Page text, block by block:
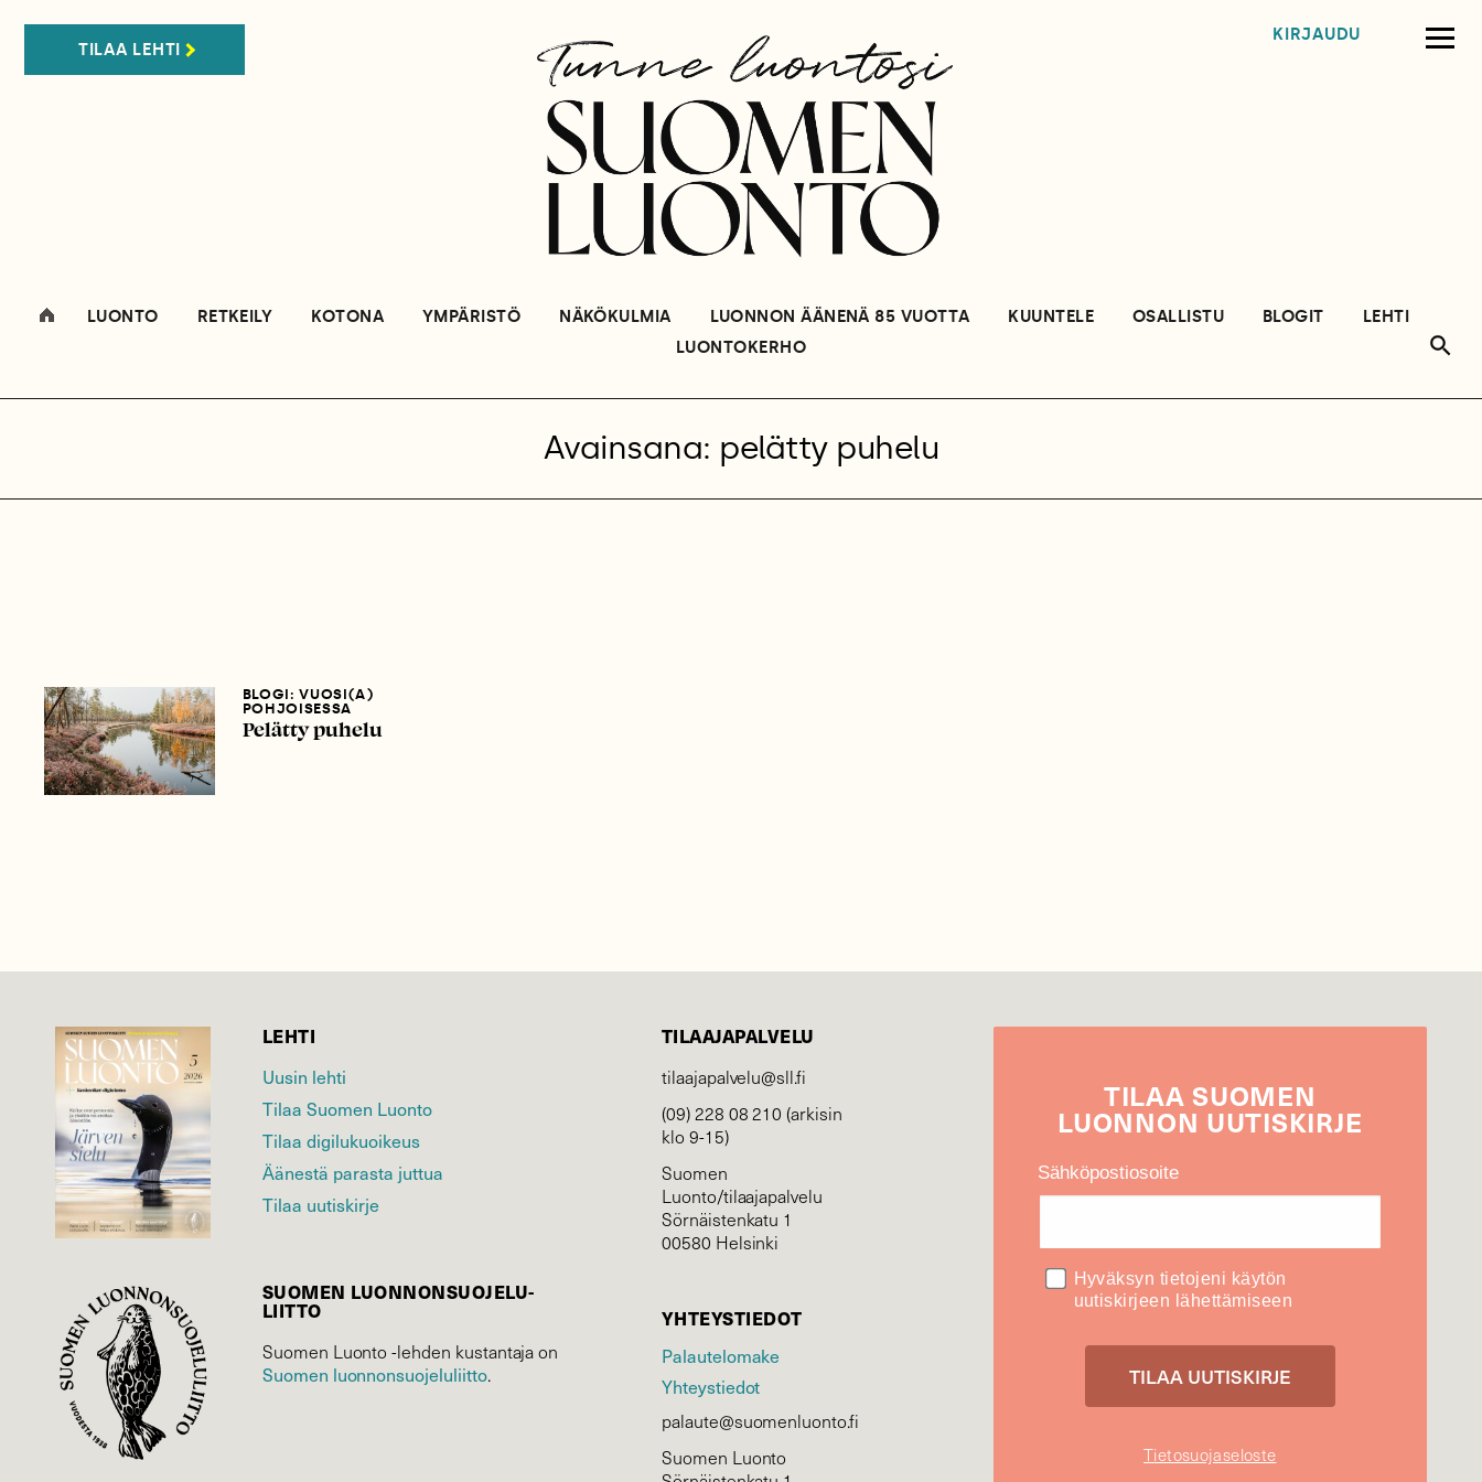
TILAA LEHTI
KIRJAUDU
LUONTO RETKEILY KOTONA YMPÄRISTÖ NÄKÖKULMIA LUONNON ÄÄNENÄ 85 VUOTTA KUUNTELE OSALLISTU BLOGIT
LEHTI
LUONTOKERHO
Avainsana: pelätty puhelu
BLOGI: VUOSI(A)
POHJOISESSA
Pelätty puhelu
LEHTI
Uusin lehti
Tilaa Suomen Luonto
Tilaa digilukuoikeus
Äänestä parasta juttua
Tilaa uutiskirje
SUOMEN LUONNON­SUOJELU­
LIITTO
Suomen Luonto -lehden kustantaja on
Suomen luonnonsuojelu­liitto.
TILAAJAPALVELU
tilaajapalvelu@sll.fi
(09) 228 08 210 (arkisin
klo 9-15)
Suomen
Luonto/tilaajapalvelu
Sörnäistenkatu 1
00580 Helsinki
YHTEYSTIEDOT
Palautelomake
Yhteystiedot
palaute@suomenluonto.fi
Suomen Luonto
TILAASUOMEN
LUONNON UUTIS­KIRJE
Sähköpostiosoite
Hyväksyn tietojeni käytön
uutiskirjeen lähettämiseen
Tietosuojaseloste